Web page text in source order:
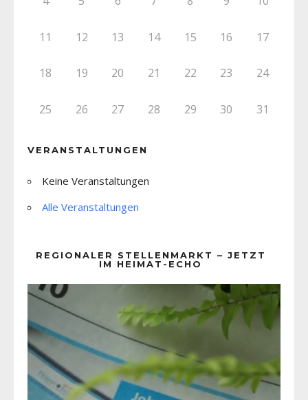
11 12 13 14 15 16 17
18 19 20 21 22 23 24
25 26 27 28 29 30 31
VERANSTALTUNGEN
Keine Veranstaltungen
Alle Veranstaltungen
REGIONALER STELLENMARKT – JETZT
IM HEIMAT-ECHO
Player